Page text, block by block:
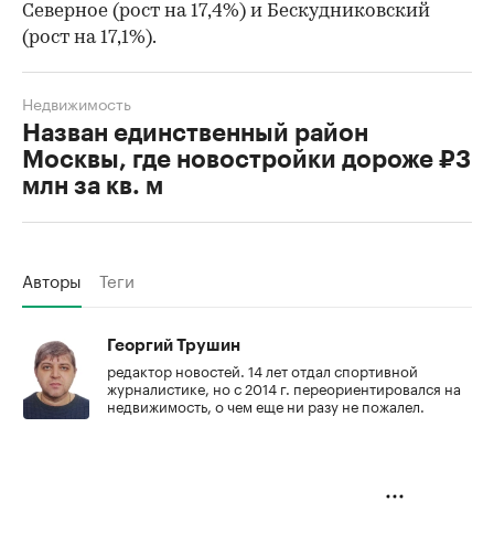
Северное (рост на 17,4%) и Бескудниковский
(рост на 17,1%).
Назван единственный район
Москвы, где новостройки дороже ₽3
млн за кв. м
Недвижимость
Авторы Теги
Георгий Трушин
редактор новостей. 14 лет отдал спортивной
журналистике, но с 2014 г. переориентировался на
недвижимость, о чем еще ни разу не пожалел.